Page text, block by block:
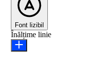
Font lizibil
Înălțime linie